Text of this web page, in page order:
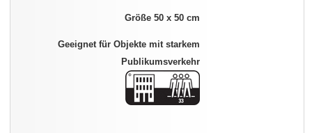
Größe 50 x 50 cm
Geeignet für Objekte mit starkem
Publikumsverkehr